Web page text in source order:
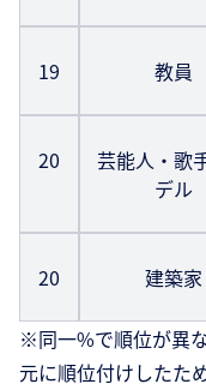
19 教員
20
芸能人・歌
デル
20 建築家
※同一%で順位が異
元に順位付けしたため